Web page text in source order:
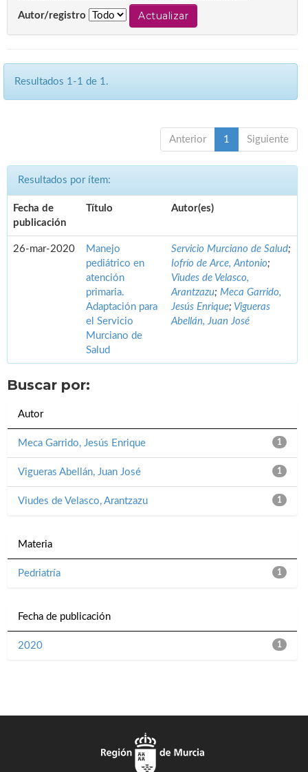
Autor/registro
Resultados 1-1 de 1.
Anterior 1 Siguiente
Resultados por ítem:
Fecha de
publicación
Título Autor(es)
26-mar-2020
Manejo
pediátrico en
atención
primaria.
Adaptación para
el Servicio
Murciano de
Salud
Servicio Murciano de Salud;
Iofrío de Arce, Antonio;
Viudes de Velasco,
Arantzazu; Meca Garrido,
Jesús Enrique; Vigueras
Abellán, Juan José
Buscar por:
Autor
1
Meca Garrido, Jesús Enrique
1
Vigueras Abellán, Juan José
1
Viudes de Velasco, Arantzazu
Materia
1
Pedriatría
Fecha de publicación
1
2020